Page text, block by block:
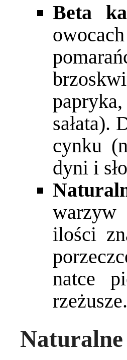
Beta
sałata).
cynku
dyni i
ilości
natce
rzeżusze.